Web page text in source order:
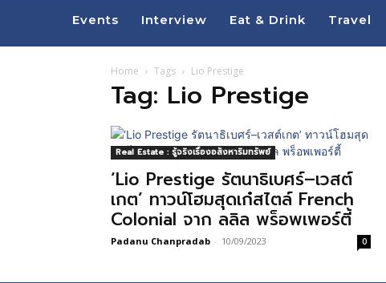
Events Interview Eat & Drink Travel
Home Tags Lio Prestige
Tag: Lio Prestige
Real Estate : รู้จริงเรื่องอสังหาริมทรัพย์
‘Lio Prestige รัตนาธิเบศร์–เวสต์
เกต’ ทาวน์โฮมสุดเก๋สไตล์ French
Colonial จาก ลลิล พร็อพเพอร์ตี้
Padanu Chanpradab - 10/09/2023 0